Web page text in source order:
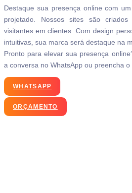
Destaque sua presença online com
projetado. Nossos sites são
visitantes em clientes. Com design
intuitivas, sua marca será destaque na
Pronto para elevar sua presença
a conversa no WhatsApp ou preencha
WHATSAPP
ORÇAMENTO